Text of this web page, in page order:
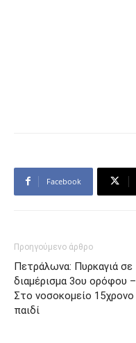
Facebook
Προηγούμενο άρθρο
Πετράλωνα: Πυρκαγιά σε
διαμέρισμα 3ου ορόφου –
Στο νοσοκομείο 15χρονο
παιδί